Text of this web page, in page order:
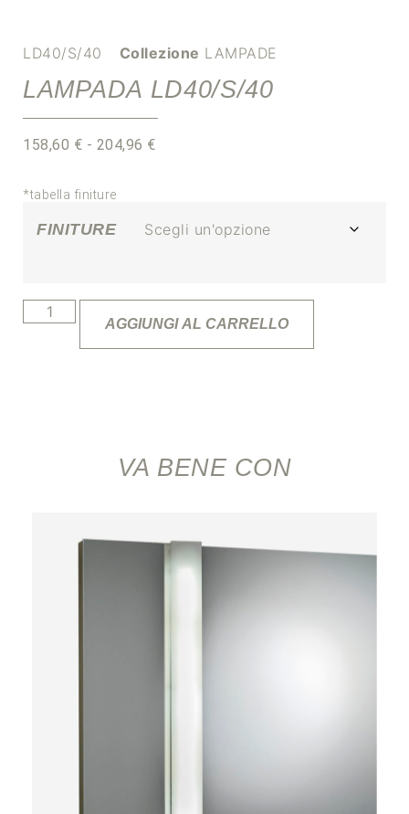
LD40/S/40 Collezione LAMPADE
LAMPADA LD40/S/40
158,60 € - 204,96 €
*tabella finiture
FINITURE
AGGIUNGI AL CARRELLO
VA BENE CON